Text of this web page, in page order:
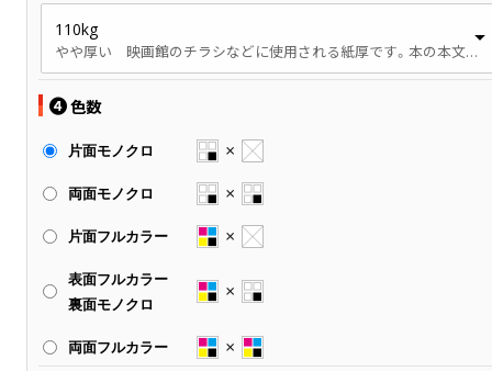
110kg
やや厚い 映画館のチラシなどに使用される紙厚です。本の本文、パンフレットなどに使用されます。
❹色数
片面モノクロ
両面モノクロ
片面フルカラー
表面フルカラー
裏面モノクロ
両面フルカラー